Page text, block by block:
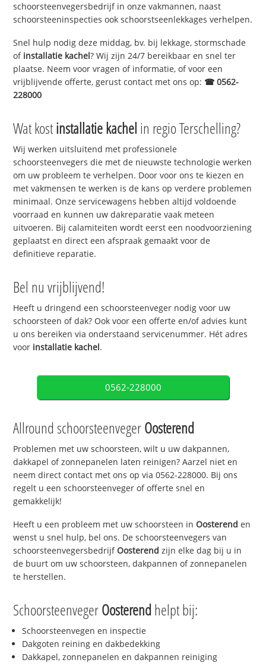
schoorsteenvegersbedrijf in onze vakmannen, naast
schoorsteeninspecties ook schoorstseenlekkages verhelpen.
Snel hulp nodig deze middag, bv. bij lekkage, stormschade
of installatie kachel? Wij zijn 24/7 bereikbaar en snel ter
plaatse. Neem voor vragen of informatie, of voor een
vrijblijvende offerte, gerust contact met ons op: ☎ 0562-
228000
Wat kostinstallatie kachel in regio Terschelling?
Wij werken uitsluitend met professionele
schoorsteenvegers die met de nieuwste technologie werken
om uw probleem te verhelpen. Door voor ons te kiezen en
met vakmensen te werken is de kans op verdere problemen
minimaal. Onze servicewagens hebben altijd voldoende
voorraad en kunnen uw dakreparatie vaak meteen
uitvoeren. Bij calamiteiten wordt eerst een noodvoorziening
geplaatst en direct een afspraak gemaakt voor de
definitieve reparatie.
Bel nu vrijblijvend!
Heeft u dringend een schoorsteenveger nodig voor uw
schoorsteen of dak? Ook voor een offerte en/of advies kunt
u ons bereiken via onderstaand servicenummer. Hét adres
voor installatie kachel.
0562-228000
Allround schoorsteenvegerOosterend
Problemen met uw schoorsteen, wilt u uw dakpannen,
dakkapel of zonnepanelen laten reinigen? Aarzel niet en
neem direct contact met ons op via 0562-228000. Bij ons
regelt u een schoorsteenveger of offerte snel en
gemakkelijk!
Heeft u een probleem met uw schoorsteen inOosterend en
wenst u snel hulp, bel ons. De schoorsteenvegers van
schoorsteenvegersbedrijfOosterend zijn elke dag bij u in
de buurt om uw schoorsteen, dakpannen of zonnepanelen
te herstellen.
SchoorsteenvegerOosterendhelpt bij:
Schoorsteenvegen en inspectie
Dakgoten reining en dakbedekking
Dakkapel, zonnepanelen en dakpannen reiniging